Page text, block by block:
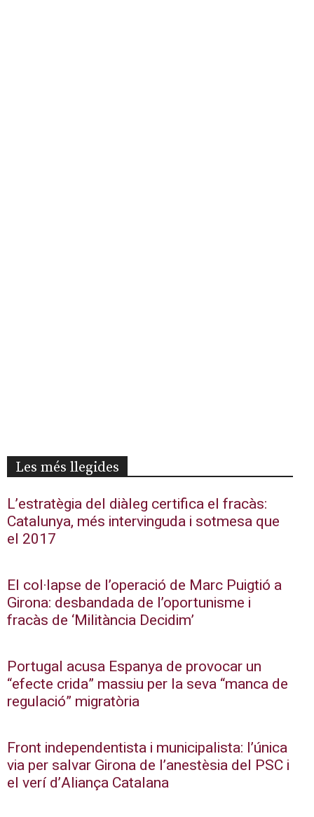
Les més llegides
L’estratègia del diàleg certifica el fracàs:
Catalunya, més intervinguda i sotmesa que
el 2017
El col·lapse de l’operació de Marc Puigtió a
Girona: desbandada de l’oportunisme i
fracàs de ‘Militància Decidim’
Portugal acusa Espanya de provocar un
“efecte crida” massiu per la seva “manca de
regulació” migratòria
Front independentista i municipalista: l’única
via per salvar Girona de l’anestèsia del PSC i
el verí d’Aliança Catalana